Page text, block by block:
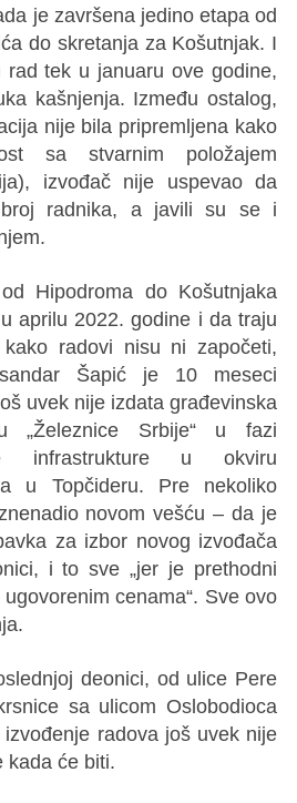
je završena jedino etapa od
do skretanja za Košutnjak. I
tek u januaru ove godine,
kašnjenja. Između ostalog,
nije bila pripremljena kako
sa stvarnim položajem
izvođač nije uspevao da
broj radnika, a javili su se i
Hipodroma do Košutnjaka
aprilu 2022. godine i da traju
radovi nisu ni započeti,
Šapić je 10 meseci
uvek nije izdata građevinska
Srbije“ u fazi
infrastrukture u okviru
u Topčideru. Pre nekoliko
novom vešću – da je
za izbor novog izvođača
i to sve „jer je prethodni
cenama“. Sve ovo
deonici, od ulice Pere
sa ulicom Oslobodioca
radova još uvek nije
kada će biti.